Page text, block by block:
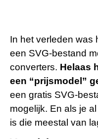
In het verleden was
een SVG-bestand
converters. Helaas
een “prijsmodel”
een gratis SVG-
mogelijk. En als je
is die meestal van